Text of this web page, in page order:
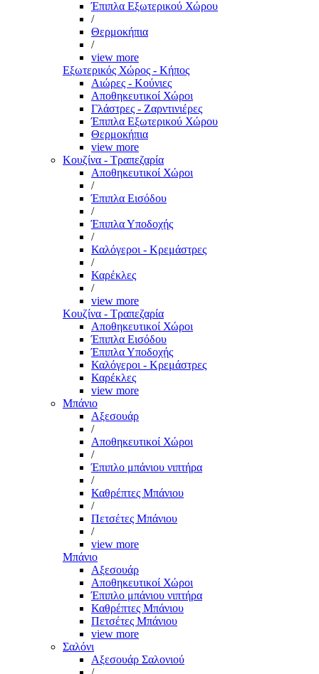
Έπιπλα Εξωτερικού Χώρου
/
Θερμοκήπια
/
view more
Εξωτερικός Χώρος - Κήπος
Αιώρες - Κούνιες
Αποθηκευτικοί Χώροι
Γλάστρες - Ζαρντινιέρες
Έπιπλα Εξωτερικού Χώρου
Θερμοκήπια
view more
Κουζίνα - Τραπεζαρία
Αποθηκευτικοί Χώροι
/
Έπιπλα Εισόδου
/
Έπιπλα Υποδοχής
/
Καλόγεροι - Κρεμάστρες
/
Καρέκλες
/
view more
Κουζίνα - Τραπεζαρία
Αποθηκευτικοί Χώροι
Έπιπλα Εισόδου
Έπιπλα Υποδοχής
Καλόγεροι - Κρεμάστρες
Καρέκλες
view more
Μπάνιο
Αξεσουάρ
/
Αποθηκευτικοί Χώροι
/
Έπιπλο μπάνιου νιπτήρα
/
Καθρέπτες Μπάνιου
/
Πετσέτες Μπάνιου
/
view more
Μπάνιο
Αξεσουάρ
Αποθηκευτικοί Χώροι
Έπιπλο μπάνιου νιπτήρα
Καθρέπτες Μπάνιου
Πετσέτες Μπάνιου
view more
Σαλόνι
Αξεσουάρ Σαλονιού